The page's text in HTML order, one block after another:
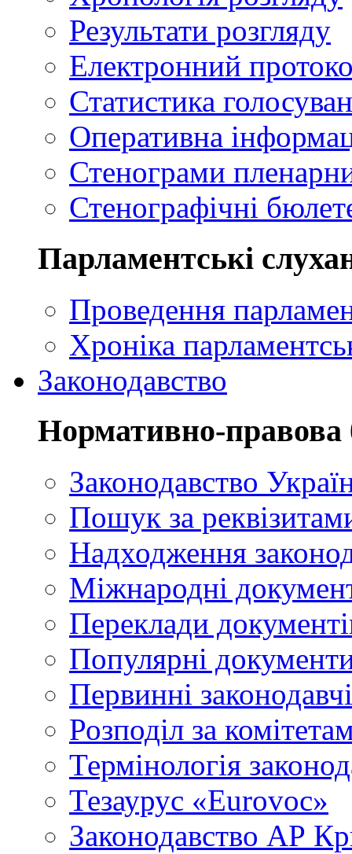
Результати розгляду
Електронний
Статистика
Оперативна
Стенограми
Стенографічні
Парламентські
Проведення
Хроніка
Законодавство
Нормативно-правова
Законодавство
Пошук за
Надходження
Міжнародні
Переклади
Популярні
Первинні
Розподіл за
Термінологія
Тезаурус «Eurovoc»
Законодавство АР